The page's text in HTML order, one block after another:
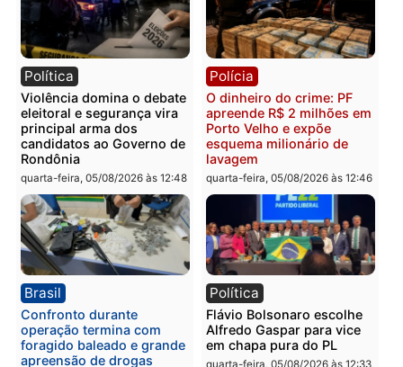
Política
Jônatas França é aprovado
na convenção e
confirmado candidato a
deputado federal pelo
Republicanos
quarta-feira, 05/08/2026 às 15:52
Brasil
TCE reúne candidatos ao
Governo e apresenta
diagnóstico que pode
mudar os rumos de
Rondônia
quarta-feira, 05/08/2026 às
Política Polícia